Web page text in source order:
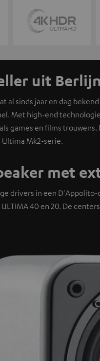
uit Berlijn
al sinds jaar en dag
Met high-end
games en films
Mk2-serie.
met
drivers in een
40 en 20. De